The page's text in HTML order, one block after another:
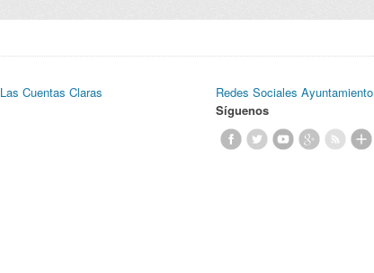
Las Cuentas Claras
Redes Sociales Ayuntamiento
Síguenos